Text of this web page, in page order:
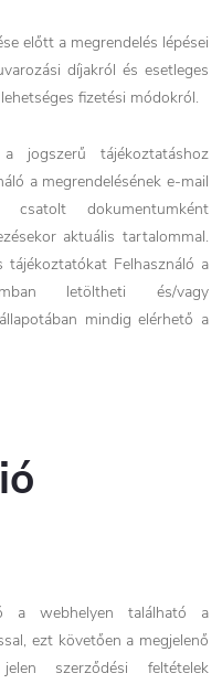
előtt a megrendelés lépései
díjakról és esetleges
fizetési módokról.
jogszerű tájékoztatáshoz
a megrendelésének e-mail
csatolt dokumentumként
aktuális tartalommal.
tájékoztatókat Felhasználó a
letöltheti és/vagy
mindig elérhető a
a webhelyen található a
ezt követően a megjelenő
szerződési feltételek